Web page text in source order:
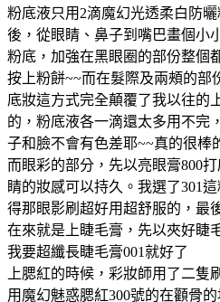
粉底液只用2滴魔幻光透柔白防
後，從眼睛、鼻子到嘴巴畫個小
粉底，加強在黑眼圈的部份整個
按上粉餅~~而在髮際及兩頰的部
底妝這方式完全顛覆了我以往的
的，粉底液各一滴還太多用不完
子和臉不會有色差耶~~真的很棒
而眼彩的部分，先以亮眼膏800
睛的妝感可以持久。我選了301
得那眼影刷超好用超舒服的，最
在來就是上睫毛膏，先以夾好睫
我要超纖長睫毛膏001就好了
上腮紅的時候，彩妝師用了二隻
用魔幻魅惑腮紅300號的在顴骨